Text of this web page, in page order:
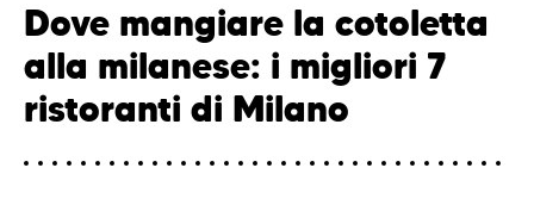
Dove mangiare la cotoletta
alla milanese: i migliori 7
ristoranti di Milano